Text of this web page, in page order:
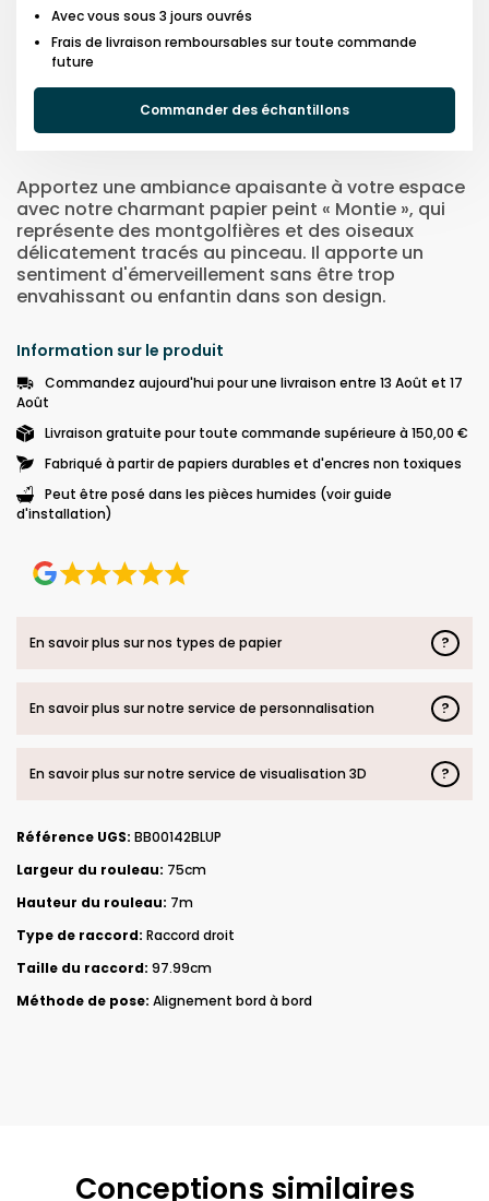
Avec vous sous 3 jours ouvrés
Frais de livraison remboursables sur toute commande
future
Commander des échantillons
Apportez une ambiance apaisante à votre espace
avec notre charmant papier peint « Montie », qui
représente des montgolfières et des oiseaux
délicatement tracés au pinceau. Il apporte un
sentiment d'émerveillement sans être trop
envahissant ou enfantin dans son design.
Information sur le produit
Commandez aujourd'hui pour une livraison entre 13 Août et 17
Août
Livraison gratuite pour toute commande supérieure à 150,00 €
Fabriqué à partir de papiers durables et d'encres non toxiques
Peut être posé dans les pièces humides (voir guide
d'installation)
En savoir plus sur nos types de papier ?
En savoir plus sur notre service de personnalisation ?
En savoir plus sur notre service de visualisation 3D ?
Référence UGS: BB00142BLUP
Largeur du rouleau: 75cm
Hauteur du rouleau: 7m
Type de raccord: Raccord droit
Taille du raccord: 97.99cm
Méthode de pose: Alignement bord à bord
Conceptions similaires